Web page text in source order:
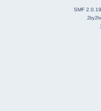
SMF 2.0.19